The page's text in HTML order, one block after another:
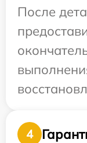
После
4